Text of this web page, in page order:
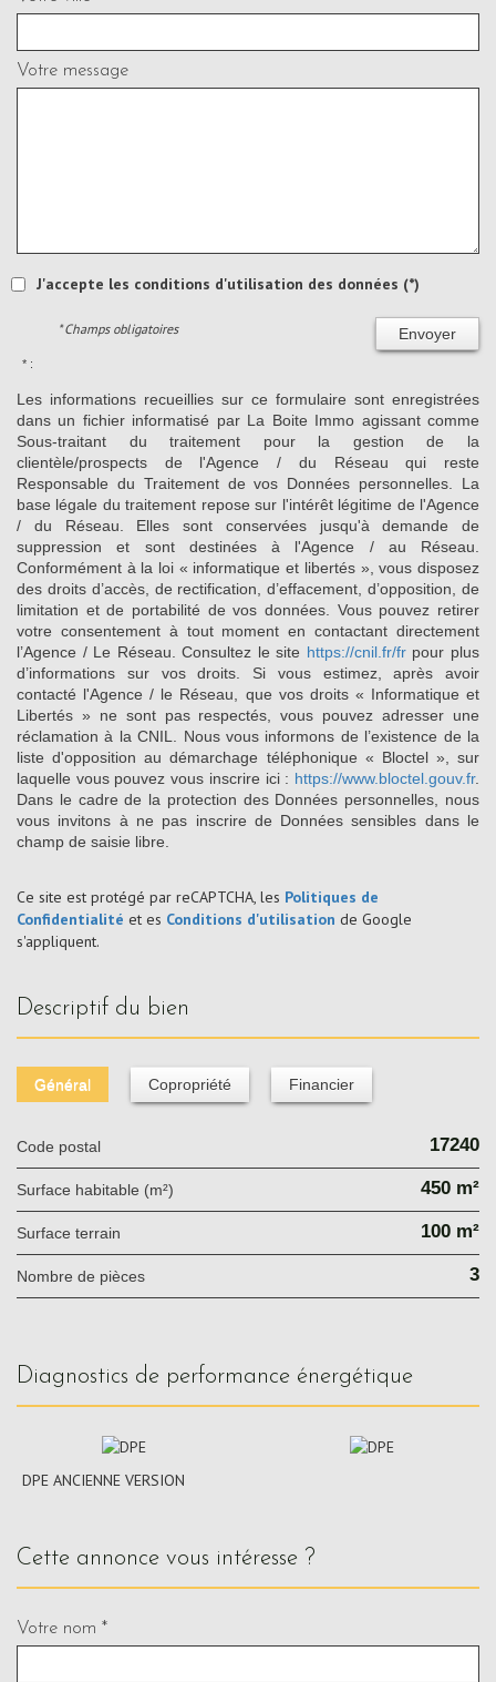
Votre message
J'accepte les conditions d'utilisation des données (*)
Envoyer
* Champs obligatoires
* :
Les informations recueillies sur ce formulaire sont enregistrées
dans un fichier informatisé par La Boite Immo agissant comme
Sous-traitant du traitement pour la gestion de la
clientèle/prospects de l'Agence / du Réseau qui reste
Responsable du Traitement de vos Données personnelles. La
base légale du traitement repose sur l'intérêt légitime de l'Agence
/ du Réseau. Elles sont conservées jusqu'à demande de
suppression et sont destinées à l'Agence / au Réseau.
Conformément à la loi « informatique et libertés », vous disposez
des droits d’accès, de rectification, d’effacement, d’opposition, de
limitation et de portabilité de vos données. Vous pouvez retirer
votre consentement à tout moment en contactant directement
l’Agence / Le Réseau. Consultez le site https://cnil.fr/frpour plus
d’informations sur vos droits. Si vous estimez, après avoir
contacté l'Agence / le Réseau, que vos droits « Informatique et
Libertés » ne sont pas respectés, vous pouvez adresser une
réclamation à la CNIL. Nous vous informons de l’existence de la
liste d'opposition au démarchage téléphonique « Bloctel », sur
laquelle vous pouvez vous inscrire ici : https://www.bloctel.gouv.fr.
Dans le cadre de la protection des Données personnelles, nous
vous invitons à ne pas inscrire de Données sensibles dans le
champ de saisie libre.
Ce site est protégé par reCAPTCHA, les Politiques de
Confidentialité et es Conditions d'utilisation de Google
s'appliquent.
descriptif du bien
Général Copropriété Financier
Code postal 17240
Surface habitable (m²) 450 m²
surface terrain 100 m²
Nombre de pièces 3
diagnostics de performance énergétique
DPE ANCIENNE VERSION
cette annonce vous intéresse ?
Votre nom *